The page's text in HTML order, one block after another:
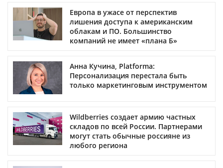
Европа в ужасе от перспектив
лишения доступа к американским
облакам и ПО. Большинство
компаний не имеет «плана Б»
Анна Кучина, Platforma:
Персонализация перестала быть
только маркетинговым инструментом
Wildberries создает армию частных
складов по всей России. Партнерами
могут стать обычные россияне из
любого региона